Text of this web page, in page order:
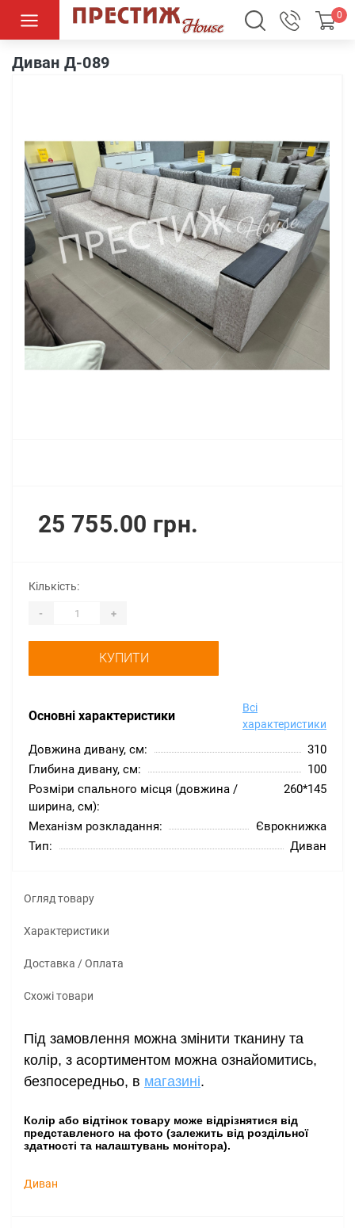
0
Диван Д-089
Диван Д-089
25 755.00 грн.
Основні характеристики
Всі
характеристики
Довжина дивану, см:
310
Глибина дивану, см:
100
Розміри спального місця (довжина /
ширина, см):
260*145
Механізм розкладання:
Єврокнижка
Тип:
Диван
Кількість:
- +
КУПИТИ
Огляд товару
Характеристики
Доставка / Оплата
Схожі товари
Під замовлення можна змінити тканину та
колір, з асортиментом можна ознайомитись,
безпосередньо, в магазині.
Колір або відтінок товару може відрізнятися від
представленого на фото (залежить від роздільної
здатності та налаштувань монітора).
Диван